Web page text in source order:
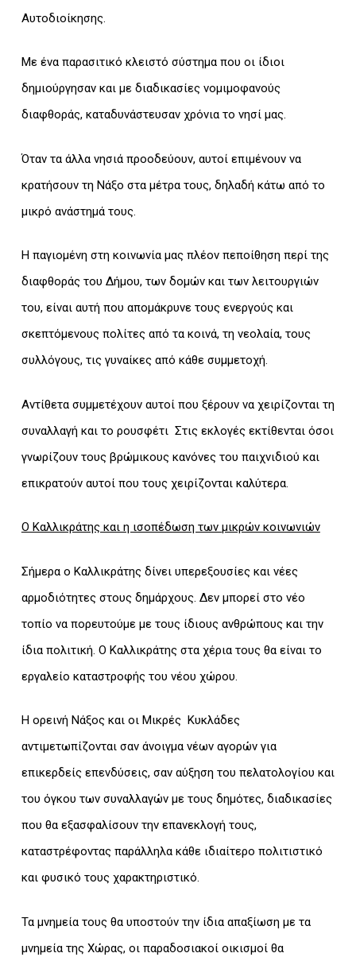
Αυτοδιοίκησης.
Με ένα παρασιτικό κλειστό σύστημα που οι ίδιοι
δημιούργησαν και με διαδικασίες νομιμοφανούς
διαφθοράς, καταδυνάστευσαν χρόνια το νησί μας.
Όταν τα άλλα νησιά προοδεύουν, αυτοί επιμένουν να
κρατήσουν τη Νάξο στα μέτρα τους, δηλαδή κάτω από το
μικρό ανάστημά τους.
Η παγιομένη στη κοινωνία μας πλέον πεποίθηση περί της
διαφθοράς του Δήμου, των δομών και των λειτουργιών
του, είναι αυτή που απομάκρυνε τους ενεργούς και
σκεπτόμενους πολίτες από τα κοινά, τη νεολαία, τους
συλλόγους, τις γυναίκες από κάθε συμμετοχή.
Αντίθετα συμμετέχουν αυτοί που ξέρουν να χειρίζονται τη
συναλλαγή και το ρουσφέτι Στις εκλογές εκτίθενται όσοι
γνωρίζουν τους βρώμικους κανόνες του παιχνιδιού και
επικρατούν αυτοί που τους χειρίζονται καλύτερα.
Ο Καλλικράτης και η ισοπέδωση των μικρών κοινωνιών
Σήμερα ο Καλλικράτης δίνει υπερεξουσίες και νέες
αρμοδιότητες στους δημάρχους. Δεν μπορεί στο νέο
τοπίο να πορευτούμε με τους ίδιους ανθρώπους και την
ίδια πολιτική. Ο Καλλικράτης στα χέρια τους θα είναι το
εργαλείο καταστροφής του νέου χώρου.
Η ορεινή Νάξος και οι Μικρές Κυκλάδες
αντιμετωπίζονται σαν άνοιγμα νέων αγορών για
επικερδείς επενδύσεις, σαν αύξηση του πελατολογίου και
του όγκου των συναλλαγών με τους δημότες, διαδικασίες
που θα εξασφαλίσουν την επανεκλογή τους,
καταστρέφοντας παράλληλα κάθε ιδιαίτερο πολιτιστικό
και φυσικό τους χαρακτηριστικό.
Τα μνημεία τους θα υποστούν την ίδια απαξίωση με τα
μνημεία της Χώρας, οι παραδοσιακοί οικισμοί θα